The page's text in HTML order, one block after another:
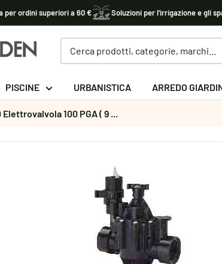
per ordini superiori a 60 € Soluzioni per l'irrigazione e gli
PISCINE URBANISTICA ARREDO
Elettrovalvola 100 PGA ( 9 ...